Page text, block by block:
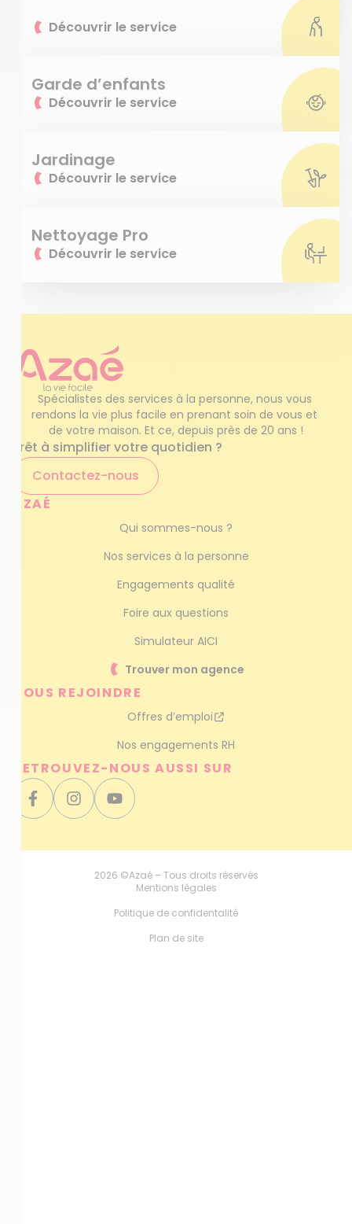
Découvrir le service
Garde d’enfants
Découvrir le service
Jardinage
Découvrir le service
Nettoyage Pro
Découvrir le service
Spécialistes des services à la personne, nous vous
rendons la vie plus facile en prenant soin de vous et
de votre maison. Et ce, depuis près de 20 ans !
Prêt à simplifier votre quotidien ?
Contactez-nous
AZAÉ
Qui sommes-nous ?
Nos services à la personne
Engagements qualité
Foire aux questions
Simulateur AICI
Trouver mon agence
NOUS REJOINDRE
Offres d’emploi
Nos engagements RH
RETROUVEZ-NOUS AUSSI SUR
2026 ©Azaé – Tous droits réservés
Mentions légales
Politique de confidentalité
Plan de site